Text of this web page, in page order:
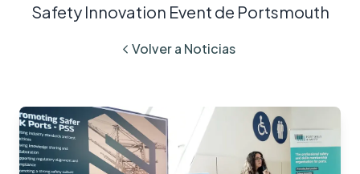
Safety Innovation Event de Portsmouth
Volver a Noticias